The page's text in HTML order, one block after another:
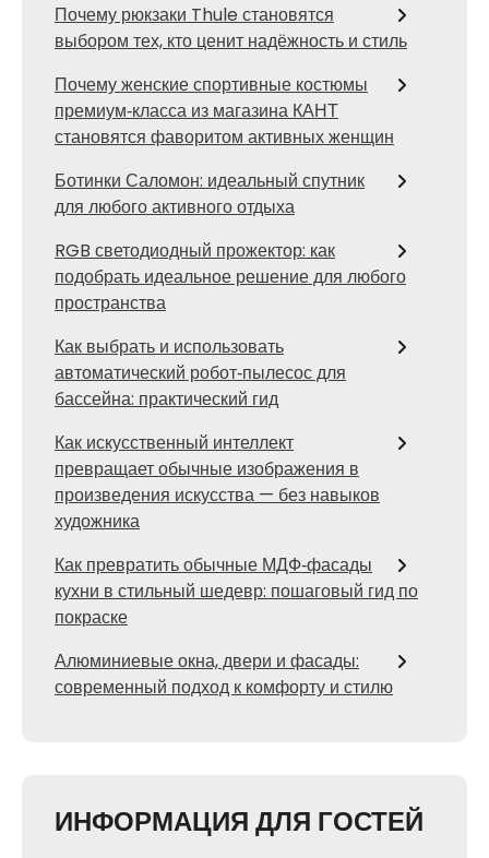
Почему рюкзаки Thule становятся
выбором тех, кто ценит надёжность и стиль
Почему женские спортивные костюмы
премиум‑класса из магазина КАНТ
становятся фаворитом активных женщин
Ботинки Саломон: идеальный спутник
для любого активного отдыха
RGB светодиодный прожектор: как
подобрать идеальное решение для любого
пространства
Как выбрать и использовать
автоматический робот‑пылесос для
бассейна: практический гид
Как искусственный интеллект
превращает обычные изображения в
произведения искусства — без навыков
художника
Как превратить обычные МДФ‑фасады
кухни в стильный шедевр: пошаговый гид по
покраске
Алюминиевые окна, двери и фасады:
современный подход к комфорту и стилю
ИНФОРМАЦИЯ ДЛЯ ГОСТЕЙ